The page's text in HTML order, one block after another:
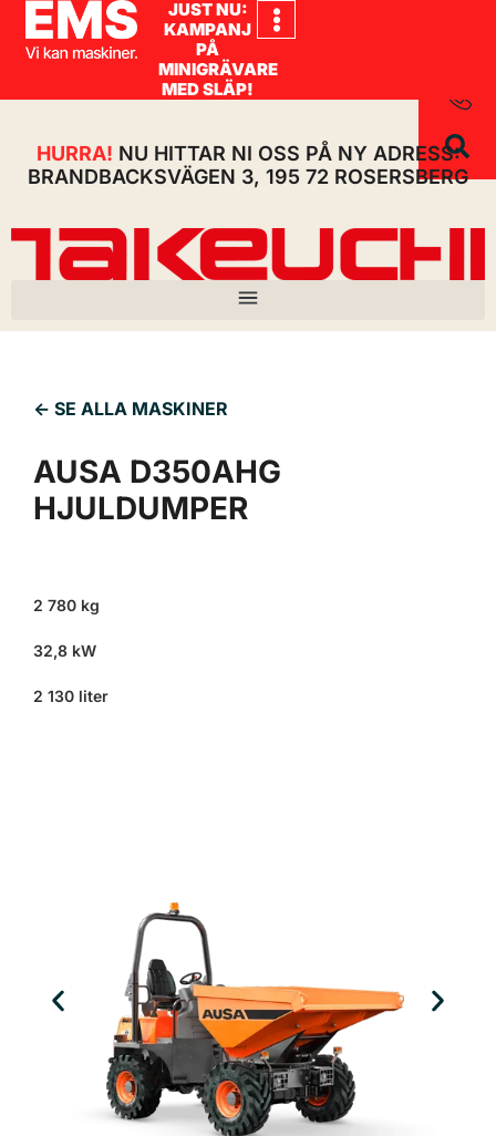
JUST NU:
KAMPANJ
PÅ
MINIGRÄVARE
MED SLÄP!
HURRA! NU HITTAR NI OSS PÅ NY ADRESS:
BRANDBACKSVÄGEN 3, 195 72 ROSERSBERG
<- SE ALLA MASKINER
AUSA D350AHG
HJULDUMPER
2 780 kg
32,8 kW
2 130 liter